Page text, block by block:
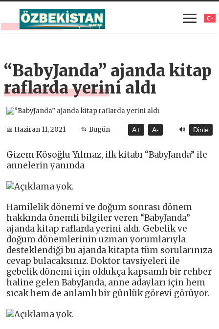
“BabyJanda” ajanda kitap
raflarda yerini aldı
📅 Haziran 11, 2021 📂 Bugün A+ A- 🔊 Dinle
Gizem Kösoğlu Yılmaz, ilk kitabı “BabyJanda” ile
annelerin yanında
Hamilelik dönemi ve doğum sonrası dönem
hakkında önemli bilgiler veren “BabyJanda”
ajanda kitap raflarda yerini aldı. Gebelik ve
doğum dönemlerinin uzman yorumlarıyla
desteklendiği bu ajanda kitapta tüm sorularınıza
cevap bulacaksınız. Doktor tavsiyeleri ile
gebelik dönemi için oldukça kapsamlı bir rehber
haline gelen BabyJanda, anne adayları için hem
sıcak hem de anlamlı bir günlük görevi görüyor.